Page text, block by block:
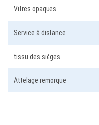
Vitres opaques
Service à distance
tissu des sièges
Attelage remorque